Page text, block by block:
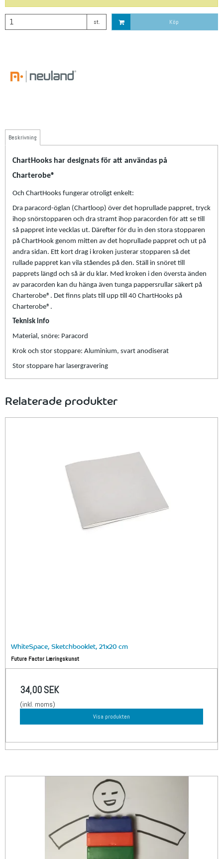
st. Köp
Beskrivning
ChartHooks har designats för att användas på
Charterobe®
Och ChartHooks fungerar otroligt enkelt:
Dra paracord-öglan (Chartloop) över det hoprullade pappret, tryck
ihop snörstopparen och dra stramt ihop paracorden för att se till
så pappret inte vecklas ut. Därefter för du in den stora stopparen
på ChartHook genom mitten av det hoprullade pappret och ut på
andra sidan. Ett kort drag i kroken justerar stopparen så det
rullade pappret kan vila ståendes på den. Ställ in snöret till
papprets längd och så är du klar. Med kroken i den översta änden
av paracorden kan du hänga även tunga pappersrullar säkert på
Charterobe®. Det finns plats till upp till 40 ChartHooks på
Charterobe®.
Teknisk info
Material, snöre: Paracord
Krok och stor stoppare: Aluminium, svart anodiserat
Stor stoppare har lasergravering
Relaterade produkter
WhiteSpace, Sketchbooklet, 21x20 cm
Future Factor Læringskunst
34,00 SEK
(inkl. moms)
Visa produkten